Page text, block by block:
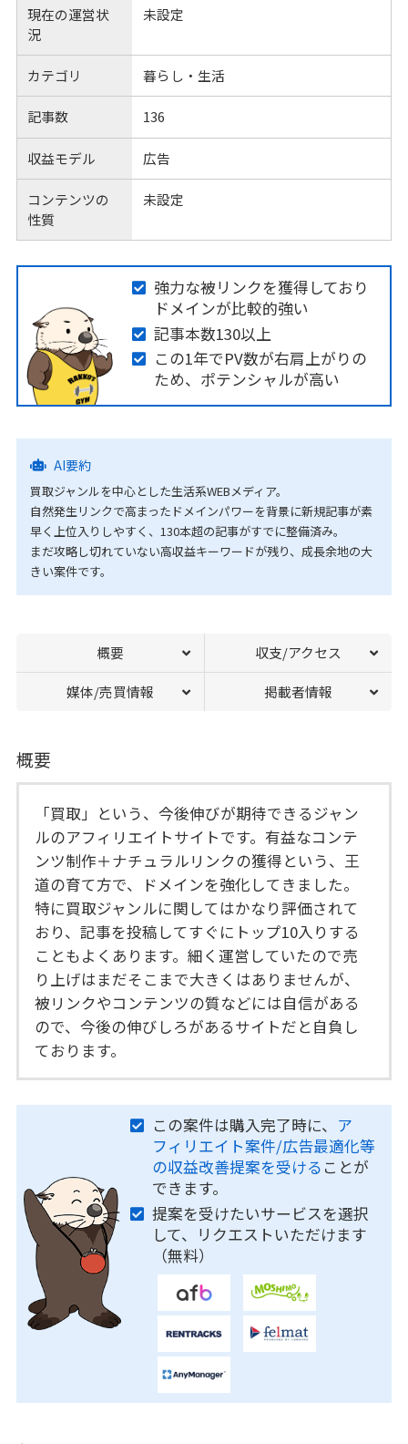
現在の運営状
況
未設定
カテゴリ 暮らし・生活
記事数 136
収益モデル 広告
コンテンツの
性質
未設定
強力な被リンクを獲得しており
ドメインが比較的強い
記事本数130以上
この1年でPV数が右肩上がりの
ため、ポテンシャルが高い
AI要約
買取ジャンルを中心とした生活系WEBメディア。
自然発生リンクで高まったドメインパワーを背景に新規記事が素
早く上位入りしやすく、130本超の記事がすでに整備済み。
まだ攻略し切れていない高収益キーワードが残り、成長余地の大
きい案件です。
概要 収支/アクセス
媒体/売買情報 掲載者情報
概要
「買取」という、今後伸びが期待できるジャン
ルのアフィリエイトサイトです。有益なコンテ
ンツ制作＋ナチュラルリンクの獲得という、王
道の育て方で、ドメインを強化してきました。
特に買取ジャンルに関してはかなり評価されて
おり、記事を投稿してすぐにトップ10入りする
こともよくあります。細く運営していたので売
り上げはまだそこまで大きくはありませんが、
被リンクやコンテンツの質などには自信がある
ので、今後の伸びしろがあるサイトだと自負し
ております。
この案件は購入完了時に、 ア
フィリエイト案件/広告最適化等
の収益改善提案を受ける ことが
できます。
提案を受けたいサービスを選択
して、リクエストいただけます
（無料）